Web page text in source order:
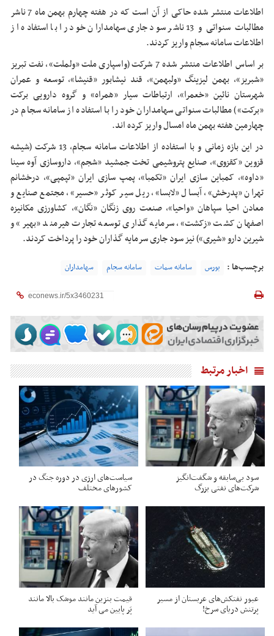
اطلاعات منتشر شده حاکی از آن است که در هفته چهارم بهمن ماه 7 ناشر
مطالبات سنواتی و 13 ناشر سود جاری سهامداران خود را با استفاده از
اطلاعات سامانه سجام واریز کردند.
بر اساس اطلاعات منتشر شده 7 شرکت (واسپاری ملت «ولملت»، نفت تبریز
«شبریز»، بهمن لیزینگ «ولبهمن»، قند نیشابور «قنیشا»، توسعه و عمران
شهرستان نائین «خعمرا»، ارتباطات سیار «همراه» و گروه دارویی برکت
«برکت») مطالبات سنواتی سهامداران خود را با استفاده از سامانه سجام در
چهارمین هفته بهمن ماه امسال واریز کرده اند.
در این بازه زمانی و با استفاده از اطلاعات سامانه سجام، 13 شرکت (شیشه
قزوین «کقزوی»، صنایع پتروشیمی تخت جمشید «شجم»، داروسازی آوه سینا
«داوه»، کمباین سازی ایران «تکمبا»، پمپ سازی ایران «تپمپی»، درخشانم
تهران «پدرخش»، آبسال «لابسا»، ریل سیر کوثر «حسیر»، مجتمع صنایع و
معادن احیا سپاهان «واحیا»، صنعت روی زنگان «نگان»، کشاورزی مکانیزه
اصفهان کشت «زکشت»، سرمایه گذاری توسعه تجارت هیرمند «بهیر» و
شیرین دارو «شیری») نیز سود جاری سرمایه گذاران خود را پرداخت کردند.
برچسب‌ها : بورس سامانه سمات سامانه سجام سهامداران
اخبار مرتبط
سود بی‌سابقه و شگفت‌انگیز
شرکت‌های نفتی بزرگ
سیاست‌های ارزی در دوره جنگ در
کشورهای مختلف
عبور نفتکش‌های عربستان از مسیر
پرتنش دریای سرخ!
قیمت بنزین مانند موشک بالا مانند
پَر پایین می آید